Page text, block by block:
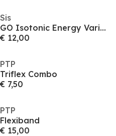
Sis
GO Isotonic Energy Variety Pack - 7 Gels x 60ml
€ 12,00
PTP
Triflex Combo
€ 7,50
PTP
Flexiband
€ 15,00